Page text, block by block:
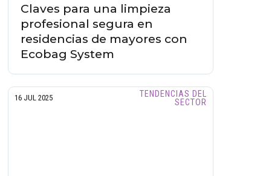
Claves para una limpieza
profesional segura en
residencias de mayores con
Ecobag System
16 JUL 2025
TENDENCIAS DEL
SECTOR